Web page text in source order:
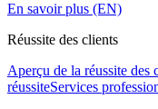
En savoir plus (EN)
Réussite des clients
Aperçu de la réussite des
réussiteServices